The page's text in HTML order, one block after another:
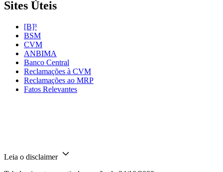
Sites Úteis
[B]³
BSM
CVM
ANBIMA
Banco Central
Reclamações à CVM
Reclamações ao MRP
Fatos Relevantes
Leia o disclaimer